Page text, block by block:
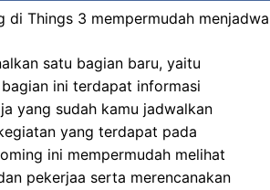
di Things 3 mempermudah
satu bagian baru, yaitu
ini terdapat informasi
yang sudah kamu jadwalkan
yang terdapat pada
ini mempermudah melihat
pekerjaa serta merencanakan